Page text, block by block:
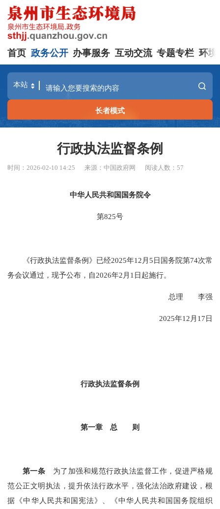
首页 政务公开 办事服务 互动交流 专题专栏 环境
长者模式
行政执法监督条例
时间：2026-02-10 14:25 来源：中国政府网 阅读人数：57
中华人民共和国国务院令
第825号
《行政执法监督条例》已经2025年12月5日国务院第74次常
务会议通过，现予公布，自2026年2月1日起施行。
总理 李强
2025年12月17日
行政执法监督条例
第一章 总 则
第一条 为了加强和规范行政执法监督工作，促进严格规
范公正文明执法，提升依法行政水平，强化法治政府建设，根
据《中华人民共和国宪法》、《中华人民共和国国务院组织